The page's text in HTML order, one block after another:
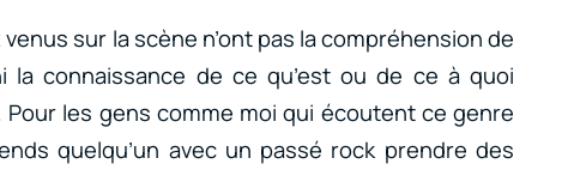
sur la scène n’ont pas la compréhension de
la connaissance de ce qu’est ou de ce à quoi
les gens comme moi qui écoutent ce genre
quelqu’un avec un passé rock prendre des